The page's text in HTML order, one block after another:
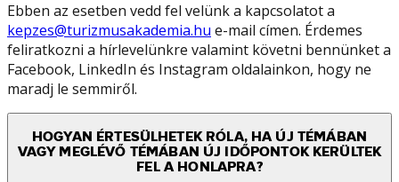
Ebben az esetben vedd fel velünk a kapcsolatot a
kepzes@turizmusakademia.hu e-mail címen. Érdemes
feliratkozni a hírlevelünkre valamint követni bennünket a
Facebook, LinkedIn és Instagram oldalainkon, hogy ne
maradj le semmiről.
HOGYAN ÉRTESÜLHETEK RÓLA, HA ÚJ TÉMÁBAN
VAGY MEGLÉVŐ TÉMÁBAN ÚJ IDŐPONTOK KERÜLTEK
FEL A HONLAPRA?